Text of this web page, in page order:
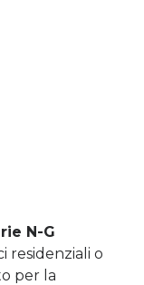
N-G
residenziali o
per la